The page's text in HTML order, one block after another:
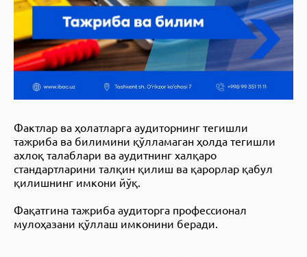
Фактлар ва ҳолатларга аудиторнинг тегишли
тажриба ва билимини қўлламаган ҳолда тегишли
ахлоқ талаблари ва аудитнинг халқаро
стандартларини талқин қилиш ва қарорлар қабул
қилишнинг имкони йўқ.
Фақатгина тажриба аудиторга профессионал
мулоҳазани қўллаш имконини беради.